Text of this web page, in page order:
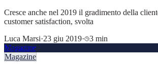
Cresce anche nel 2019 il gradimento della
customer satisfaction, svolta
Luca Marsi·23 giu 2019·
3 min
Magazine
Magazine